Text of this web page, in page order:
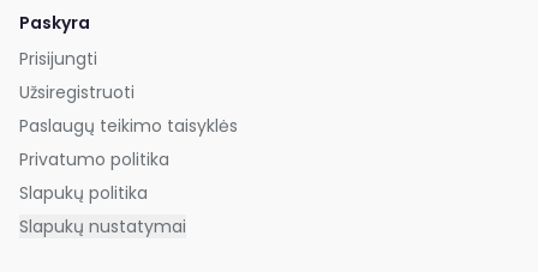
Paskyra
Prisijungti
Užsiregistruoti
Paslaugų teikimo taisyklės
Privatumo politika
Slapukų politika
Slapukų nustatymai